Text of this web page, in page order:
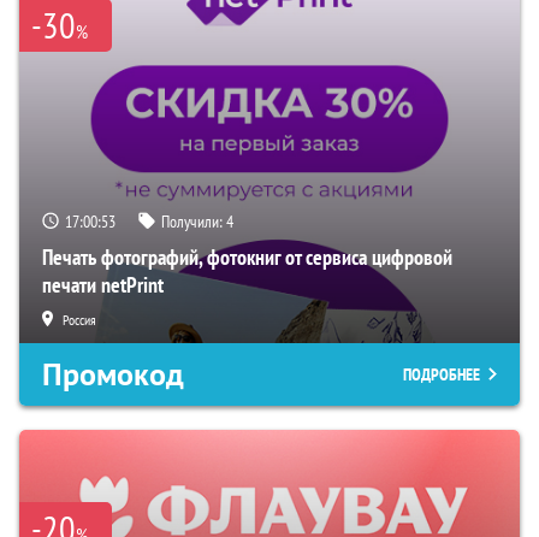
-30%
17:00:52 Получили:4
Печать фотографий, фотокниг от сервиса цифровой
печати netPrint
Россия
Промокод ПОДРОБНЕЕ